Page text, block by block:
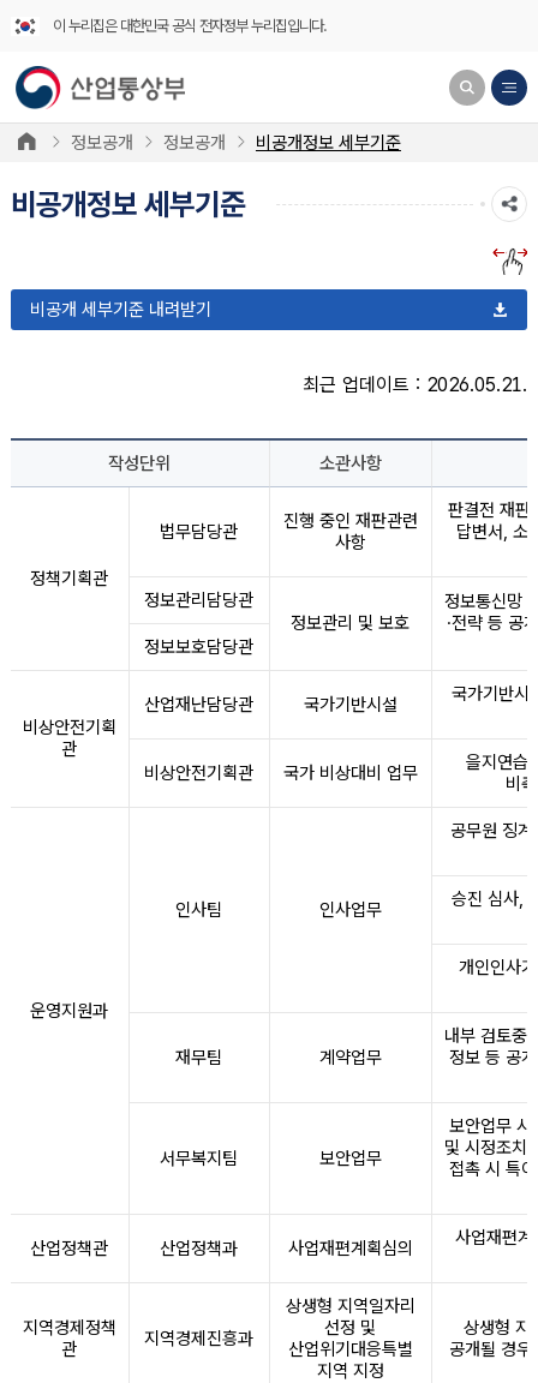
이 누리집은 대한민국 공식 전자정부 누리집입니다.
정보공개 정보공개 비공개정보 세부기준
비공개정보 세부기준
비공개 세부기준 내려받기
최근 업데이트 : 2026.05.21.
작성단위 소관사항
정책기획관
법무담당관
진행 중인 재판관련
사항
판결전 재판
답변서, 소
정보관리담당관
정보관리 및 보호
정보통신망
·전략 등 공
정보보호담당관
비상안전기획
관
산업재난담당관 국가기반시설 국가기반시
비상안전기획관 국가 비상대비 업무
을지연습
비
운영지원과
인사팀 인사업무
공무원 징
승진 심사,
개인인사
재무팀 계약업무
내부 검토중
정보 등 공
서무복지팀 보안업무
보안업무 시
및 시정조치
접촉 시 특
산업정책관 산업정책과 사업재편계획심의
사업재편
지역경제정책
관
지역경제진흥과
상생형 지역일자리
선정 및
산업위기대응특별
지역 지정
상생형 지
공개될 경